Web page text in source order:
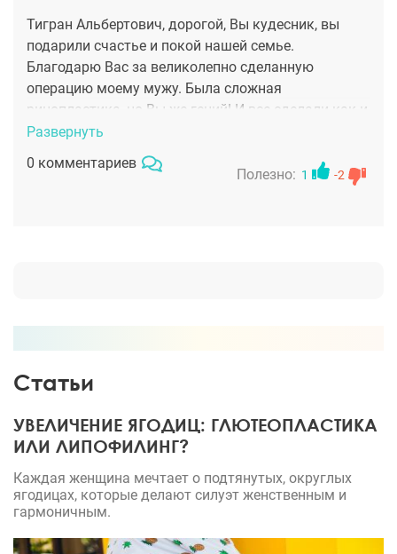
Тигран Альбертович, дорогой, Вы кудесник, вы
подарили счастье и покой нашей семье.
Благодарю Вас за великолепно сделанную
операцию моему мужу. Была сложная
ринопластика, но Вы же гений! И все сделали как и
обещали! Мой муж больше не храпит, дышит ровно
и все у нас хорошо! Целуем Ваши золотые руки!
Счастья Вам и Вашим близким!
Развернуть
0 комментариев
Полезно: 1 -2
Статьи
УВЕЛИЧЕНИЕ ЯГОДИЦ: ГЛЮТЕОПЛАСТИКА
ИЛИ ЛИПОФИЛИНГ?
Каждая женщина мечтает о подтянутых, округлых
ягодицах, которые делают силуэт женственным и
гармоничным.